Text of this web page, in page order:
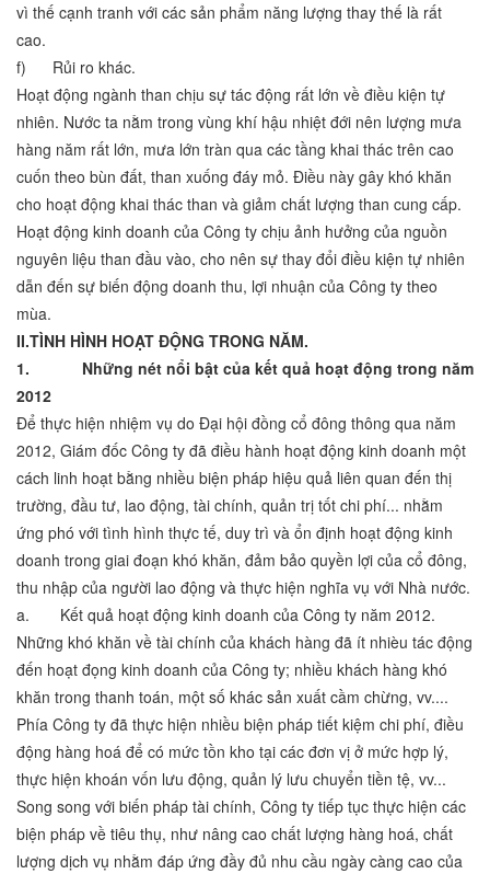
vì thế cạnh tranh với các sản phẩm năng lượng thay thế là rất
cao.
f) Rủi ro khác.
Hoạt động ngành than chịu sự tác động rất lớn về điều kiện tự
nhiên. Nước ta nằm trong vùng khí hậu nhiệt đới nên lượng mưa
hàng năm rất lớn, mưa lớn tràn qua các tầng khai thác trên cao
cuốn theo bùn đất, than xuống đáy mỏ. Điều này gây khó khăn
cho hoạt động khai thác than và giảm chất lượng than cung cấp.
Hoạt động kinh doanh của Công ty chịu ảnh hưởng của nguồn
nguyên liệu than đầu vào, cho nên sự thay đổi điều kiện tự nhiên
dẫn đến sự biến động doanh thu, lợi nhuận của Công ty theo
mùa.
II.TÌNH HÌNH HOẠT ĐỘNG TRONG NĂM.
1. Những nét nổi bật của kết quả hoạt động trong năm
2012
Để thực hiện nhiệm vụ do Đại hội đồng cổ đông thông qua năm
2012, Giám đốc Công ty đã điều hành hoạt động kinh doanh một
cách linh hoạt bằng nhiều biện pháp hiệu quả liên quan đến thị
trường, đầu tư, lao động, tài chính, quản trị tốt chi phí... nhằm
ứng phó với tình hình thực tế, duy trì và ổn định hoạt động kinh
doanh trong giai đoạn khó khăn, đảm bảo quyền lợi của cổ đông,
thu nhập của người lao động và thực hiện nghĩa vụ với Nhà nước.
a. Kết quả hoạt động kinh doanh của Công ty năm 2012.
Những khó khăn về tài chính của khách hàng đã ít nhièu tác động
đến hoạt đọng kinh doanh của Công ty; nhiều khách hàng khó
khăn trong thanh toán, một số khác sản xuất cầm chừng, vv....
Phía Công ty đã thực hiện nhiều biện pháp tiết kiệm chi phí, điều
động hàng hoá để có mức tồn kho tại các đơn vị ở mức hợp lý,
thực hiện khoán vốn lưu động, quản lý lưu chuyển tiền tệ, vv...
Song song với biến pháp tài chính, Công ty tiếp tục thực hiện các
biện pháp về tiêu thụ, như nâng cao chất lượng hàng hoá, chất
lượng dịch vụ nhằm đáp ứng đầy đủ nhu cầu ngày càng cao của